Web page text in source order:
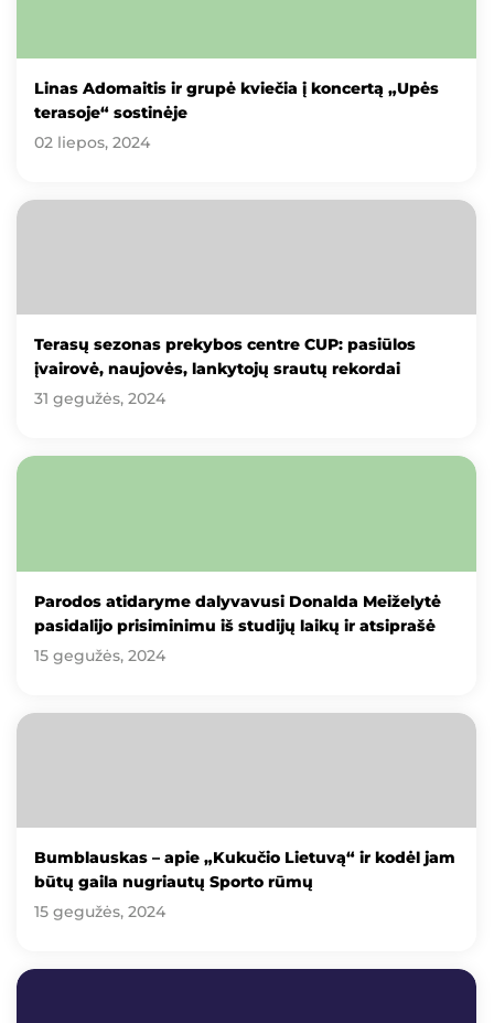
Linas Adomaitis ir grupė kviečia į koncertą „Upės
terasoje“ sostinėje
02 liepos, 2024
Terasų sezonas prekybos centre CUP: pasiūlos
įvairovė, naujovės, lankytojų srautų rekordai
31 gegužės, 2024
Parodos atidaryme dalyvavusi Donalda Meiželytė
pasidalijo prisiminimu iš studijų laikų ir atsiprašė
15 gegužės, 2024
Bumblauskas – apie „Kukučio Lietuvą“ ir kodėl jam
būtų gaila nugriautų Sporto rūmų
15 gegužės, 2024